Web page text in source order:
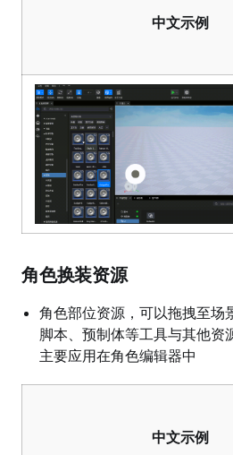
中文示例
角色换装资源
角色部位资源，可以拖拽至场
脚本、预制体等工具与其他资
主要应用在角色编辑器中
中文示例